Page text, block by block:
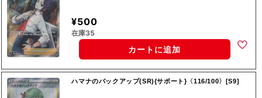
¥500
在庫35
カートに追加
ハマナのバックアップ(SR){サポート}〈116/100〉[S9]